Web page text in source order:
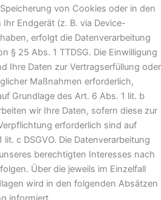
von Cookies oder in den
Endgerät (z. B. via Device-
erfolgt die Datenverarbeitung
§ 25 Abs. 1 TTDSG. Die Einwilligung
Ihre Daten zur Vertragserfüllung oder
Maßnahmen erforderlich,
Grundlage des Art. 6 Abs. 1 lit. b
wir Ihre Daten, sofern diese zur
erforderlich sind auf
c DSGVO. Die Datenverarbeitung
berechtigten Interesses nach
Über die jeweils im Einzelfall
wird in den folgenden Absätzen